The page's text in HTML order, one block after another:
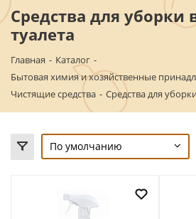
Средства для уборки
туалета
Главная - Каталог -
Бытовая химия и хозяйственные
Чистящие средства - Средства для
По умолчанию